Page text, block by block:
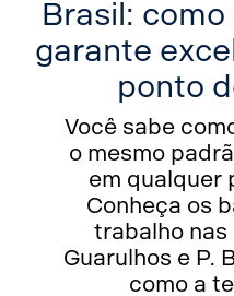
Brasil: como
garante
ponto
Você sabe
o mesmo
em qualquer
Conheça os
trabalho nas
Guarulhos e P.
como a